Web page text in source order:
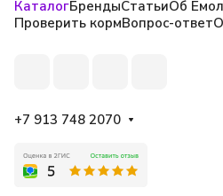
КаталогБрендыСтатьиОб
Проверить кормВопрос-ответ
+7 913 748 2070